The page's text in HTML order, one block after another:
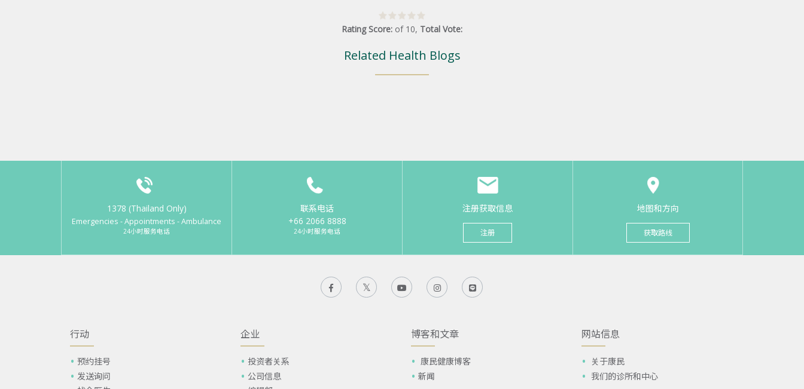
Rating Score: of 10, Total Vote:
Related Health Blogs
1378 (Thailand Only)
Emergencies - Appointments - Ambulance
24小时服务电话
联系电话
+66 2066 8888
24小时服务电话
注册获取信息
注册
地图和方向
获取路线
行动
预约挂号
发送询问
企业
投资者关系
公司信息
博客和文章
康民健康博客
新闻
网站信息
关于康民
我们的诊所和中心